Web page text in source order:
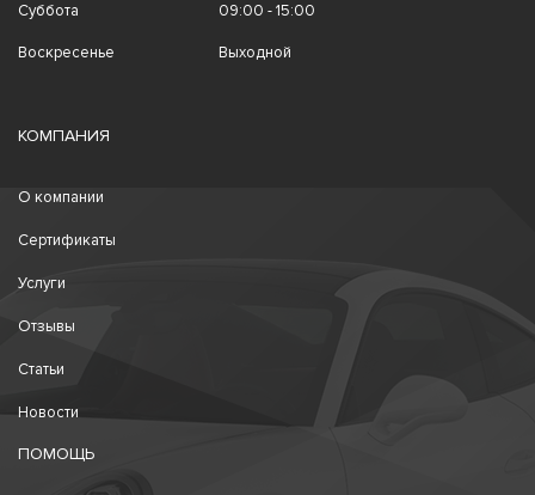
Суббота 09:00 - 15:00
Воскресенье Выходной
КОМПАНИЯ
О компании
Сертификаты
Услуги
Отзывы
Статьи
Новости
ПОМОЩЬ